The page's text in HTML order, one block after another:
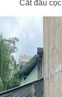
Cắt đầu cọc